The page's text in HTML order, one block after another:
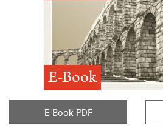
E-Book
E-Book PDF